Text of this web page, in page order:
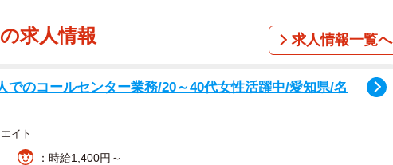
求人情報 求人情報一覧へ
でのコールセンター業務/20～40代女性活躍中/愛知県/名
イト
：時給1,400円～